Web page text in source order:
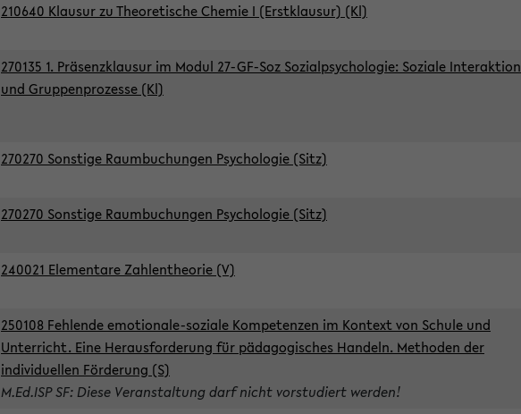
210640 Klausur zu Theoretische Chemie I (Erstklausur) (Kl)
270135 1. Präsenzklausur im Modul 27-GF-Soz Sozialpsychologie: Soziale Interaktion
und Gruppenprozesse (Kl)
270270 Sonstige Raumbuchungen Psychologie (Sitz)
270270 Sonstige Raumbuchungen Psychologie (Sitz)
240021 Elementare Zahlentheorie (V)
250108 Fehlende emotionale-soziale Kompetenzen im Kontext von Schule und
Unterricht. Eine Herausforderung für pädagogisches Handeln. Methoden der
individuellen Förderung (S)
M.Ed.ISP SF: Diese Veranstaltung darf nicht vorstudiert werden!